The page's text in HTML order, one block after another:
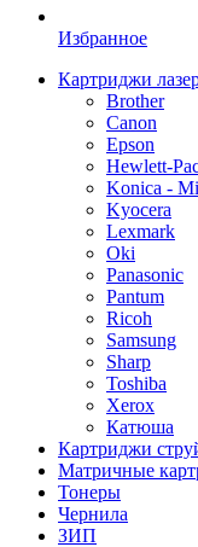
Избранное
Картриджи
Brother
Canon
Epson
Hewlett-
Konica -
Kyocera
Lexmark
Oki
Panasonic
Pantum
Ricoh
Samsung
Sharp
Toshiba
Xerox
Катюша
Картриджи
Матричные
Тонеры
Чернила
ЗИП